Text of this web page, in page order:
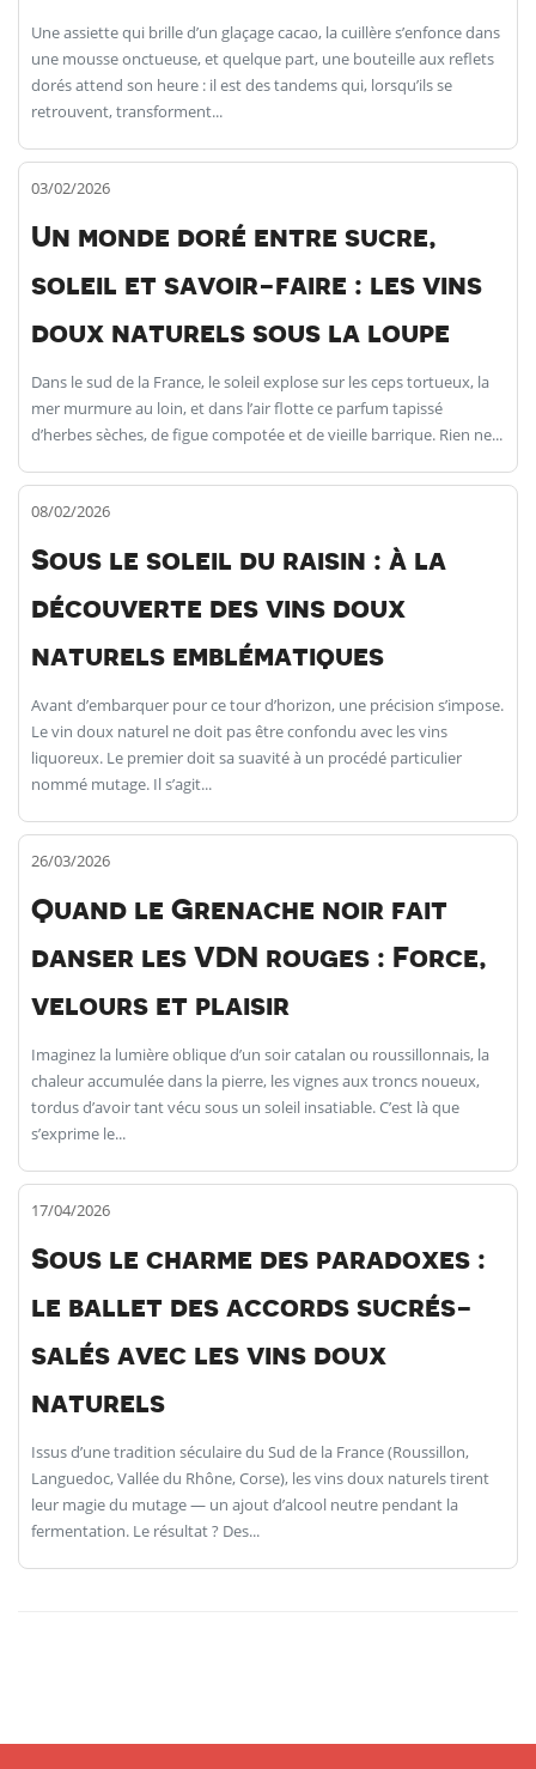
Une assiette qui brille d’un glaçage cacao, la cuillère s’enfonce dans
une mousse onctueuse, et quelque part, une bouteille aux reflets
dorés attend son heure : il est des tandems qui, lorsqu’ils se
retrouvent, transforment...
03/02/2026
Un monde doré entre sucre,
soleil et savoir-faire : les vins
doux naturels sous la loupe
Dans le sud de la France, le soleil explose sur les ceps tortueux, la
mer murmure au loin, et dans l’air flotte ce parfum tapissé
d’herbes sèches, de figue compotée et de vieille barrique. Rien ne...
08/02/2026
Sous le soleil du raisin : à la
découverte des vins doux
naturels emblématiques
Avant d’embarquer pour ce tour d’horizon, une précision s’impose.
Le vin doux naturel ne doit pas être confondu avec les vins
liquoreux. Le premier doit sa suavité à un procédé particulier
nommé mutage. Il s’agit...
26/03/2026
Quand le Grenache noir fait
danser les VDN rouges : Force,
velours et plaisir
Imaginez la lumière oblique d’un soir catalan ou roussillonnais, la
chaleur accumulée dans la pierre, les vignes aux troncs noueux,
tordus d’avoir tant vécu sous un soleil insatiable. C’est là que
s’exprime le...
17/04/2026
Sous le charme des paradoxes :
le ballet des accords sucrés-
salés avec les vins doux
naturels
Issus d’une tradition séculaire du Sud de la France (Roussillon,
Languedoc, Vallée du Rhône, Corse), les vins doux naturels tirent
leur magie du mutage — un ajout d’alcool neutre pendant la
fermentation. Le résultat ? Des...